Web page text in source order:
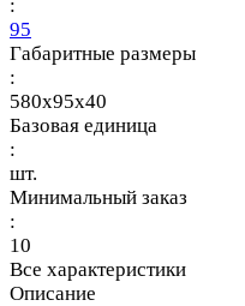
:
95
Габаритные размеры
:
580x95x40
Базовая единица
:
шт.
Минимальный заказ
:
10
Все характеристики
Описание